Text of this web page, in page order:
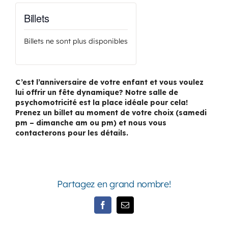
Billets
Billets ne sont plus disponibles
C’est l’anniversaire de votre enfant et vous voulez
lui offrir un fête dynamique? Notre salle de
psychomotricité est la place idéale pour cela!
Prenez un billet au moment de votre choix (samedi
pm – dimanche am ou pm) et nous vous
contacterons pour les détails.
Partagez en grand nombre!
FacebookEmail